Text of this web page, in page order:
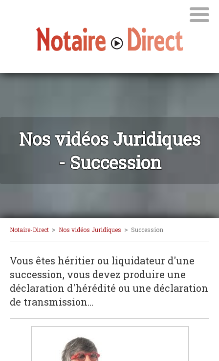
Nos vidéos Juridiques
- Succession
Notaire-Direct > Nos vidéos Juridiques > Succession
Vous êtes héritier ou liquidateur d'une
succession, vous devez produire une
déclaration d'hérédité ou une déclaration
de transmission...